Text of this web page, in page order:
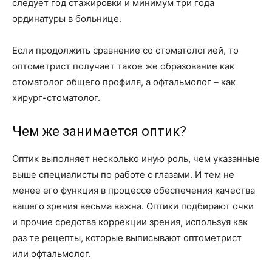
следует год стажировки и минимум три года
ординатуры в больнице.
Если продолжить сравнение со стоматологией, то
оптометрист получает такое же образование как
стоматолог общего профиля, а офтальмолог – как
хирург-стоматолог.
Чем же занимается оптик?
Оптик выполняет несколько иную роль, чем указанные
выше специалисты по работе с глазами. И тем не
менее его функция в процессе обеспечения качества
вашего зрения весьма важна. Оптики подбирают очки
и прочие средства коррекции зрения, используя как
раз те рецепты, которые выписывают оптометрист
или офтальмолог.